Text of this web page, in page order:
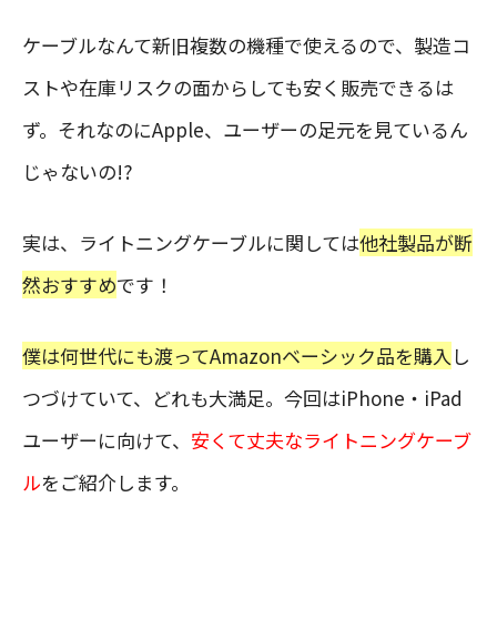
ケーブルなんて新旧複数の機種で使えるので、製造コ
ストや在庫リスクの面からしても安く販売できるは
ず。それなのにApple、ユーザーの足元を見ているん
じゃないの!?
実は、ライトニングケーブルに関しては他社製品が断
然おすすめです！
僕は何世代にも渡ってAmazonベーシック品を購入 し
つづけていて、どれも大満足。今回はiPhone・iPad
ユーザーに向けて、 安くて丈夫なライトニングケーブ
ルをご紹介します。